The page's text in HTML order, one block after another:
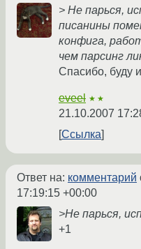
> Не парься,
писанины
конфига,
чем парсинг
Спасибо, буду
eveel ★★
21.10.2007
Ссылка
Ответ на: комментарий
17:19:15 +00:00
>Не парься,
+1